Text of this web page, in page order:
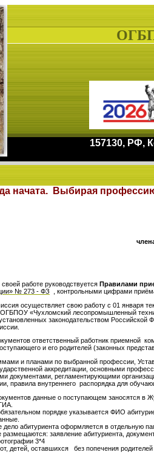
157130, РФ,
начата. Выбирая
работе руководствуется Правилами
№ 273 - ФЗ , контрольными цифрами
осуществляет свою работу с 01 января
«Чухломский лесопромышленный
законодательством Российской
ответственный работник приемной
и его родителей (законных
и планами по выбранной профессии,
аккредитации, основными
документами, регламентирующими
правила внутреннего распорядка для
данные о поступающем заносятся в
порядке указывается ФИО
дело абитуриента оформляется в отдельную
заявление абитуриента,
3*4
детей, оставшихся без попечения